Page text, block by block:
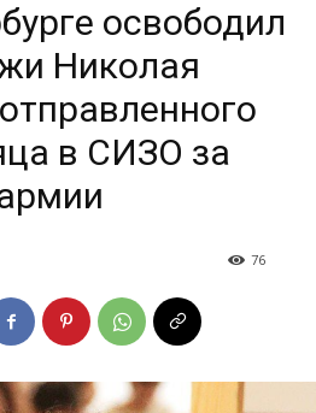
освободил
Николая
в СИЗО за
76